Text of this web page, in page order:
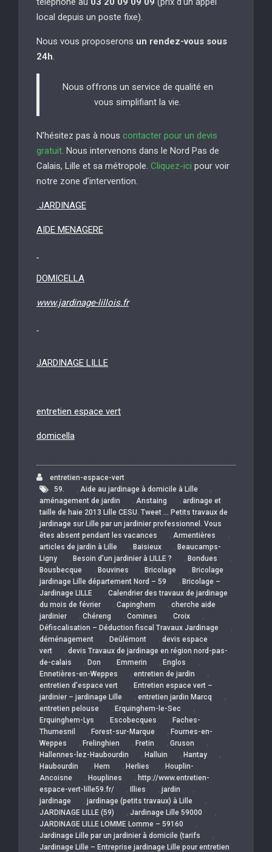
local depuis un poste fixe).
Nous vous proposerons un rendez-vous sous
24h.
Nous offrons un service de qualité en
vous simplifiant la vie.
N’hésitez pas à nous contacter pour un devis
gratuit. Nous intervenons dans le Nord Pas de
Calais, Lille et sa métropole. Cliquez-ici pour voir
notre zone d’intervention.
JARDINAGE
AIDE MENAGERE
DOMICELLA
www.jardinage-lillois.fr
JARDINAGE LILLE
entretien espace vert
domicella
entretien-espace-vert
59.
, Aide au jardinage à domicile à Lille ,
aménagement de jardin , Anstaing , ardinage et
taille de haie 2013 Lille CESU. Tweet … Petits travaux de
jardinage sur Lille par un jardinier professionnel. Vous
êtes absent pendant les vacances
, Armentières ,
articles de jardin à Lille , Baisieux , Beaucamps-
Ligny
, Besoin d’un jardinier à LILLE ? , Bondues ,
Bousbecque , Bouvines , Bricolage , Bricolage
jardinage Lille département Nord – 59
, Bricolage –
Jardinage LILLE
, Calendrier des travaux de jardinage
du mois de février
, Capinghem , cherche aide
jardinier
, Chéreng , Comines , Croix ,
Défiscalisation – Déduction fiscal Travaux Jardinage ,
déménagement , Deûlémont , devis espace
vert
, devis Travaux de jardinage en région nord-pas-
de-calais
, Don , Emmerin , Englos ,
Ennetières-en-Weppes , entretien de jardin ,
entretien d’espace vert , Entretien espace vert –
jardinier – jardinage Lille
, entretien jardin Marcq ,
entretien pelouse , Erquinghem-le-Sec ,
Erquinghem-Lys , Escobecques , Faches-
Thumesnil
, Forest-sur-Marque , Fournes-en-
Weppes
, Frelinghien , Fretin , Gruson ,
Hallennes-lez-Haubourdin , Halluin , Hantay ,
Haubourdin , Hem , Herlies , Houplin-
Ancoisne
, Houplines , http://www.entretien-
espace-vert-lille59.fr/
, Illies , jardin ,
jardinage , jardinage (petits travaux) à Lille ,
JARDINAGE LILLE (59) , Jardinage Lille 59000 ,
JARDINAGE LILLE LOMME Lomme – 59160 ,
Jardinage Lille par un jardinier à domicile (tarifs ,
Jardinage Lille – Entreprise jardinage Lille pour entretien